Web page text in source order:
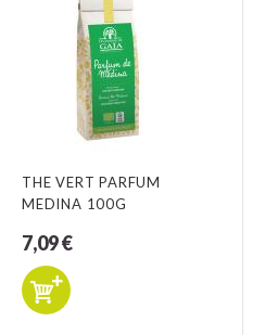
THE VERT PARFUM
MEDINA 100G
7,09 €